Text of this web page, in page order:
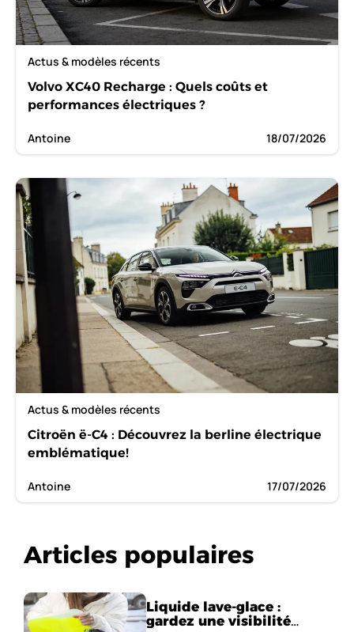
Actus & modèles récents
Volvo XC40 Recharge : Quels coûts et
performances électriques ?
Antoine 18/07/2026
Actus & modèles récents
Citroën ë-C4 : Découvrez la berline électrique
emblématique!
Antoine 17/07/2026
Articles populaires
Liquide lave-glace :
gardez une visibilité